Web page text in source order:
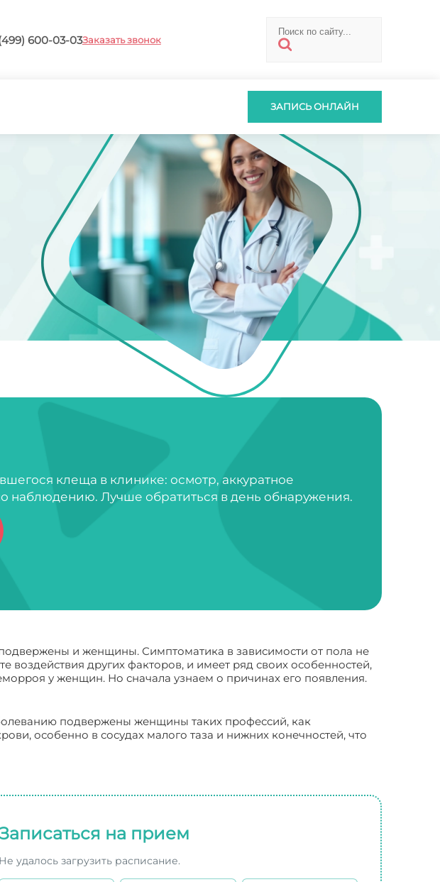
600-03-03Заказать звонок
ЗАПИСЬ ОНЛАЙН
клеща в клинике: осмотр, аккуратное
наблюдению. Лучше обратиться в день обнаружения.
и женщины. Симптоматика в зависимости от пола не
воздействия других факторов, и имеет ряд своих особенностей,
у женщин. Но сначала узнаем о причинах его появления.
подвержены женщины таких профессий, как
особенно в сосудах малого таза и нижних конечностей, что
Записаться на прием
Не удалось загрузить расписание.